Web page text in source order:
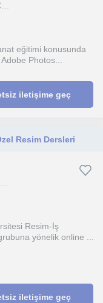
eğitimi konusunda
Photos...
iletişime geç
Resim Dersleri
Resim-İş
yönelik online ...
iletişime geç